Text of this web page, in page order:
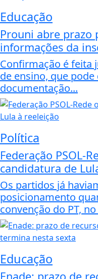
Educação
Prouni abre prazo
informações da
Confirmação é feita
de ensino, que
documentação...
Política
Federação PSOL-
candidatura de
Os partidos já
posicionamento
convenção do PT,
Educação